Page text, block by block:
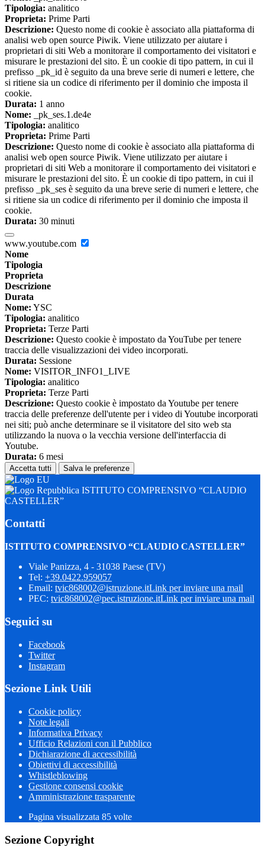
Tipologia: analitico
Proprieta: Prime Parti
Descrizione: Questo nome di cookie è associato alla piattaforma di
analisi web open source Piwik. Viene utilizzato per aiutare i
proprietari di siti Web a monitorare il comportamento dei visitatori e
misurare le prestazioni del sito. È un cookie di tipo pattern, in cui il
prefisso _pk_id è seguito da una breve serie di numeri e lettere, che
si ritiene sia un codice di riferimento per il dominio che imposta il
cookie.
Durata: 1 anno
Nome: _pk_ses.1.de4e
Tipologia: analitico
Proprieta: Prime Parti
Descrizione: Questo nome di cookie è associato alla piattaforma di
analisi web open source Piwik. Viene utilizzato per aiutare i
proprietari di siti Web a monitorare il comportamento dei visitatori e
misurare le prestazioni del sito. È un cookie di tipo pattern, in cui il
prefisso _pk_ses è seguito da una breve serie di numeri e lettere, che
si ritiene sia un codice di riferimento per il dominio che imposta il
cookie.
Durata: 30 minuti
www.youtube.com
Nome
Tipologia
Proprieta
Descrizione
Durata
Nome: YSC
Tipologia: analitico
Proprieta: Terze Parti
Descrizione: Questo cookie è impostato da YouTube per tenere
traccia delle visualizzazioni dei video incorporati.
Durata: Sessione
Nome: VISITOR_INFO1_LIVE
Tipologia: analitico
Proprieta: Terze Parti
Descrizione: Questo cookie è impostato da Youtube per tenere
traccia delle preferenze dell'utente per i video di Youtube incorporati
nei siti; può anche determinare se il visitatore del sito web sta
utilizzando la nuova o la vecchia versione dell'interfaccia di
Youtube.
Durata: 6 mesi
Accetta tutti Salva le preferenze
ISTITUTO COMPRENSIVO “CLAUDIO
CASTELLER”
Contatti
ISTITUTO COMPRENSIVO “CLAUDIO CASTELLER”
Viale Panizza, 4 - 31038 Paese (TV)
Tel: +39.0422.959057
Email: tvic868002@istruzione.itLink per inviare una mail
PEC: tvic868002@pec.istruzione.itLink per inviare una mail
Seguici su
Facebook
Twitter
Instagram
Sezione Link Utili
Cookie policy
Note legali
Informativa Privacy
Ufficio Relazioni con il Pubblico
Dichiarazione di accessibilità
Obiettivi di accessibilità
Whistleblowing
Gestione consensi cookie
Amministrazione trasparente
Pagina visualizzata 85 volte
Sezione Copyright